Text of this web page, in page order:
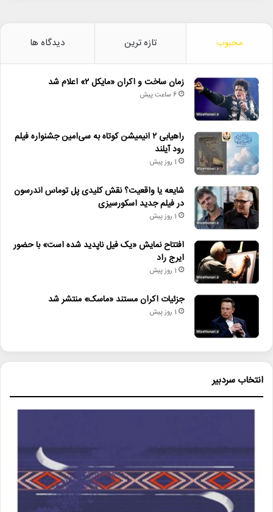
محبوب تازه ترین دیدگاه ها
زمان ساخت و اکران «مایکل ۲» اعلام شد
6 ساعت پیش
راهیابی ۲ انیمیشن کوتاه به سی‌امین جشنواره فیلم
رود آیلند
1 روز پیش
شایعه یا واقعیت؟ نقش کلیدی پل توماس اندرسون
در فیلم جدید اسکورسیزی
1 روز پیش
افتتاح نمایش «یک فیل ناپدید شده است» با حضور
ایرج راد
1 روز پیش
جزئیات اکران مستند «ماسک» منتشر شد
1 روز پیش
انتخاب سردبیر